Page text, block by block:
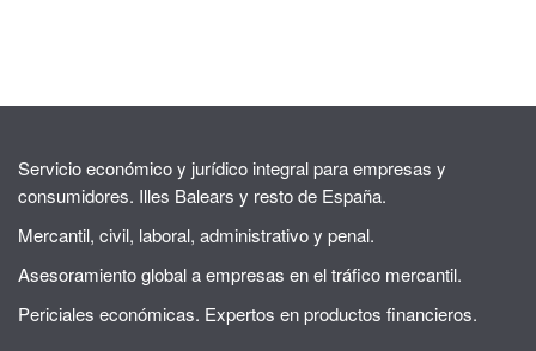
Servicio económico y jurídico integral para empresas y
consumidores. Illes Balears y resto de España.
Mercantil, civil, laboral, administrativo y penal.
Asesoramiento global a empresas en el tráfico mercantil.
Periciales económicas. Expertos en productos financieros.